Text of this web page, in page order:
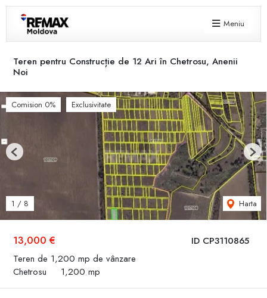
Meniu
Teren pentru Construcție de 12 Ari în Chetrosu, Anenii
Noi
ID CP3110865
13,000 €
Teren de 1,200 mp de vânzare
Chetrosu
1,200 mp
Comision 0% Exclusivitate
1 / 8 Harta
Previous Next